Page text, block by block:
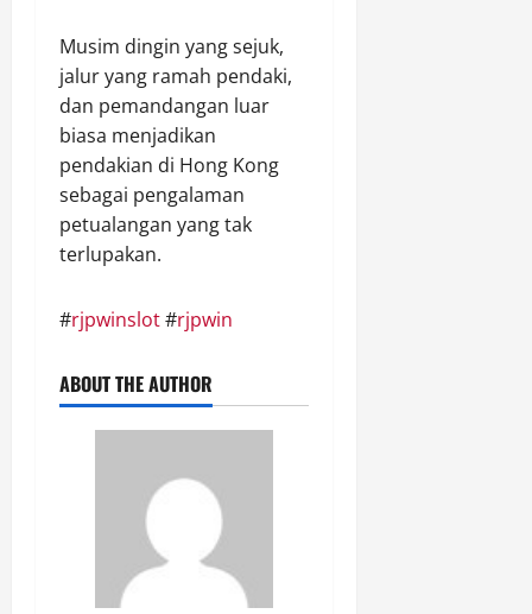
Musim dingin yang sejuk,
jalur yang ramah pendaki,
dan pemandangan luar
biasa menjadikan
pendakian di Hong Kong
sebagai pengalaman
petualangan yang tak
terlupakan.
#rjpwinslot#rjpwin
ABOUT THE AUTHOR